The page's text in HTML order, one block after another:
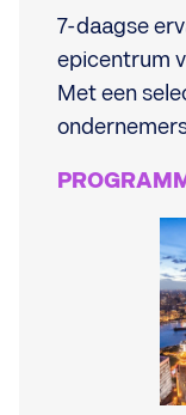
7-daagse
epicentrum
Met een